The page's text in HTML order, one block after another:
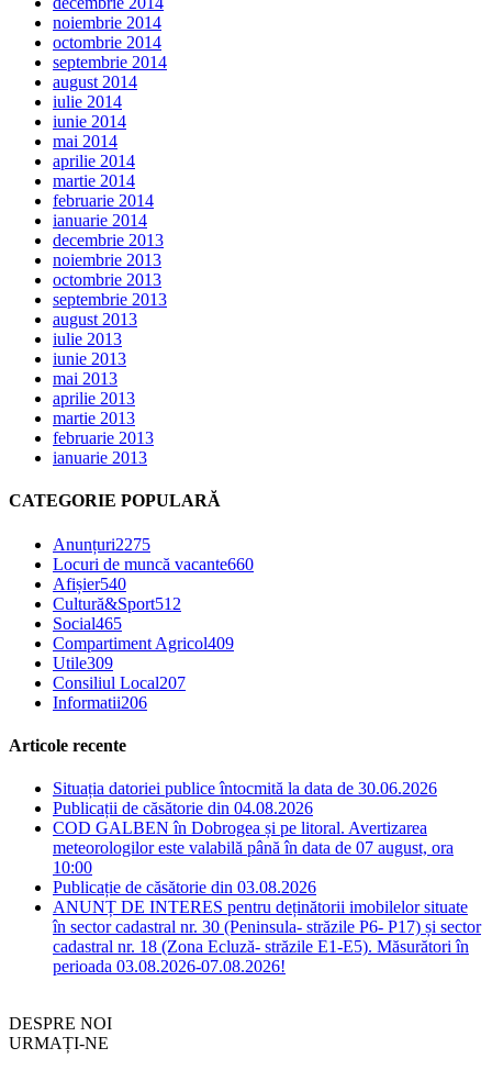
noiembrie 2014
octombrie 2014
septembrie 2014
august 2014
iulie 2014
iunie 2014
mai 2014
aprilie 2014
martie 2014
februarie 2014
ianuarie 2014
decembrie 2013
noiembrie 2013
octombrie 2013
septembrie 2013
august 2013
iulie 2013
iunie 2013
mai 2013
aprilie 2013
martie 2013
februarie 2013
ianuarie 2013
CATEGORIE POPULARĂ
Anunțuri2275
Locuri de muncă vacante660
Afișier540
Cultură&Sport512
Social465
Compartiment Agricol409
Utile309
Consiliul Local207
Informatii206
Articole recente
Situația datoriei publice întocmită la data de 30.06.2026
Publicații de căsătorie din 04.08.2026
COD GALBEN în Dobrogea și pe litoral. Avertizarea
meteorologilor este valabilă până în data de 07 august, ora
10:00
Publicație de căsătorie din 03.08.2026
ANUNȚ DE INTERES pentru deținătorii imobilelor situate
în sector cadastral nr. 30 (Peninsula- străzile P6- P17) și sector
cadastral nr. 18 (Zona Ecluză- străzile E1-E5). Măsurători în
perioada 03.08.2026-07.08.2026!
DESPRE NOI
URMAȚI-NE